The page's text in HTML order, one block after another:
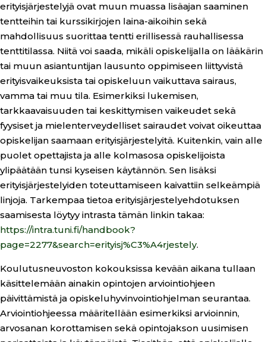
erityisjärjestelyjä ovat muun muassa lisäajan saaminen
tentteihin tai kurssikirjojen laina-aikoihin sekä
mahdollisuus suorittaa tentti erillisessä rauhallisessa
tenttitilassa. Niitä voi saada, mikäli opiskelijalla on lääkärin
tai muun asiantuntijan lausunto oppimiseen liittyvistä
erityisvaikeuksista tai opiskeluun vaikuttava sairaus,
vamma tai muu tila. Esimerkiksi lukemisen,
tarkkaavaisuuden tai keskittymisen vaikeudet sekä
fyysiset ja mielenterveydelliset sairaudet voivat oikeuttaa
opiskelijan saamaan erityisjärjestelyitä. Kuitenkin, vain alle
puolet opettajista ja alle kolmasosa opiskelijoista
ylipäätään tunsi kyseisen käytännön. Sen lisäksi
erityisjärjestelyiden toteuttamiseen kaivattiin selkeämpiä
linjoja. Tarkempaa tietoa erityisjärjestelyehdotuksen
saamisesta löytyy intrasta tämän linkin takaa:
https://intra.tuni.fi/handbook?
page=2277&search=erityisj%C3%A4rjestely.
Koulutusneuvoston kokouksissa kevään aikana tullaan
käsittelemään ainakin opintojen arviointiohjeen
päivittämistä ja opiskeluhyvinvointiohjelman seurantaa.
Arviointiohjeessa määritellään esimerkiksi arvioinnin,
arvosanan korottamisen sekä opintojakson uusimisen